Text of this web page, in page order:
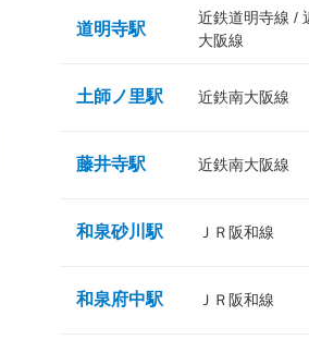
道明寺駅
近鉄道明寺線 /
大阪線
土師ノ里駅 近鉄南大阪線
藤井寺駅 近鉄南大阪線
和泉砂川駅 ＪＲ阪和線
和泉府中駅 ＪＲ阪和線